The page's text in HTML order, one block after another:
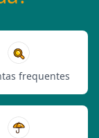
frequentes